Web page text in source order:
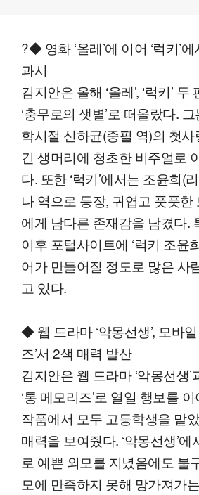
?◆ 영화 ‘올레’에 이어 ‘럭키’
과시
김지안은 올해 ‘올레’, ‘럭키’
‘충무로의 샛별’로 떠올랐다. 그
학시절 신하균(중필 역)의 첫
긴 생머리에 청초한 비주얼로
다. 또한 ‘럭키’에서는 조윤희(
나 역으로 등장, 귀엽고 풋풋
에게 남다른 존재감을 남겼다.
이후 포털사이트에 ‘럭키 조윤
어가 만들어질 정도로 많은 사
고 있다.
◆ 웹 드라마 ‘악몽선생’, 모바
즈’서 2색 매력 발산
김지안은 웹 드라마 ‘악몽선생
‘통 메모리즈’로 열일 행보를
작품에서 모두 고등학생을 맡
매력을 보여줬다. ‘악몽선생’에
로 예쁜 외모를 지녔음에도 불
모에 만족하지 못해 망가져가